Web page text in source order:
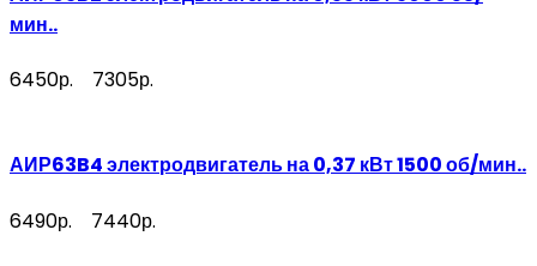
мин..
6450р. 7305р.
АИР63B4 электродвигатель на 0,37 кВт 1500 об/мин..
6490р. 7440р.